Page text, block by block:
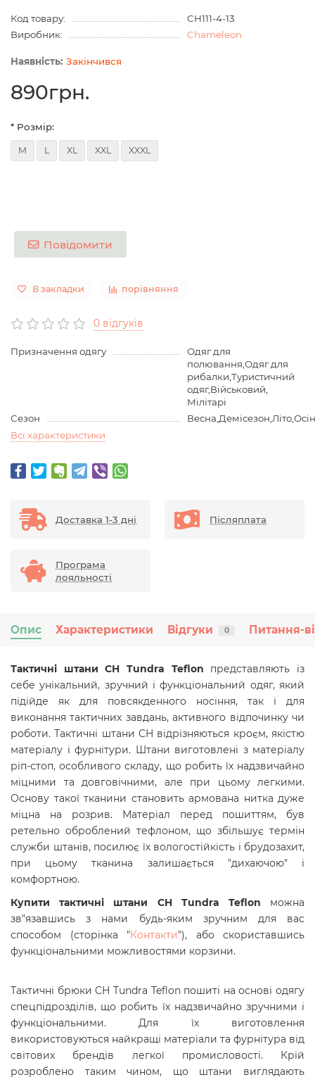
Код товару:
CH111-4-13
Виробник:
Chameleon
Закінчився
890грн.
* Розмір:
M L XL XXL XXXL
Повідомити
В закладки порівняння
0 відгуків
Призначення одягу
Одяг для
полювання,Одяг для
рибалки,Туристичний
одяг,Військовий,
Мілітарі
Сезон
Всі характеристики
Доставка 1-3 дні Післяплата
Програма
лояльності
Опис Характеристики Відгуки 0 Питання-
Тактичні штани CH Tundra Teflon представляють із
себе унікальний, зручний і функціональний одяг, який
підійде як для повсякденного носіння, так і для
виконання тактичних завдань, активного відпочинку чи
роботи. Тактичні штани CH відрізняються кроєм, якістю
матеріалу і фурнітури. Штани виготовлені з матеріалу
ріп-стоп, особливого складу, що робить їх надзвичайно
міцними та довговічними, але при цьому легкими.
Основу такої тканини становить армована нитка дуже
міцна на розрив. Матеріал перед пошиттям, був
ретельно оброблений тефлоном, що збільшує термін
служби штанів, посилює їх вологостійкість і брудозахит,
при цьому тканина залишається "дихаючою" і
комфортною.
Купити тактичні штани CH Tundra Teflon можна
зв"язавшись з нами будь-яким зручним для вас
способом (сторінка "Контакти"), або скориставшись
функціональними можливостями корзини.
Тактичні брюки CH Tundra Teflon пошиті на основі одягу
спецпідрозділів, що робить їх надзвичайно зручними і
функціональними. Для їх виготовлення
використовуються найкращі матеріали та фурнітура від
світових брендів легкої промисловості. Крій
розроблено таким чином, що штани виглядають